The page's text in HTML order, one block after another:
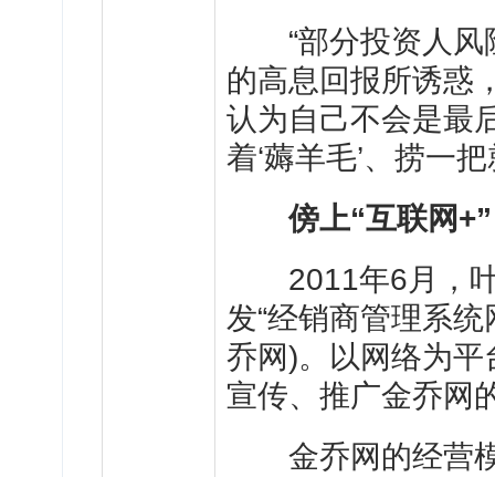
“部分投资人风
的高息回报所诱惑
认为自己不会是最
着‘薅羊毛’、捞一
傍上“互联网
2011年6月，叶
发“经销商管理系统
乔网)。以网络为
宣传、推广金乔网
金乔网的经营模